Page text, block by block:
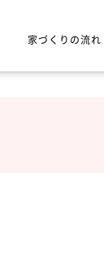
家づくりの流れ